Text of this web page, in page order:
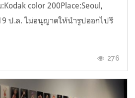
color 200Place:Seoul,
ป.ล. ไม่อนุญาตให้นำรูปออกไปรี
276